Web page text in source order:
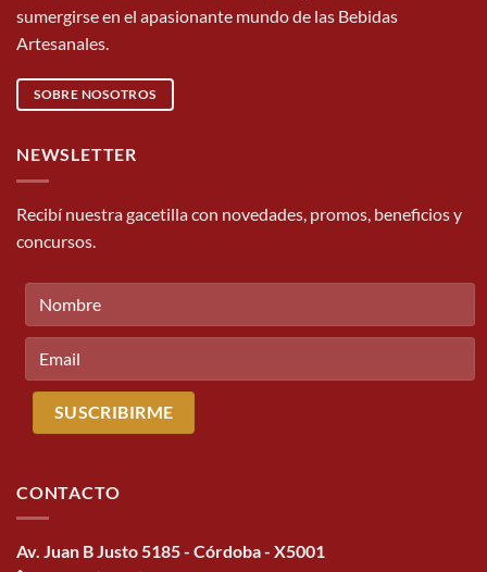
sumergirse en el apasionante mundo de las Bebidas
Artesanales.
SOBRE NOSOTROS
NEWSLETTER
Recibí nuestra gacetilla con novedades, promos, beneficios y
concursos.
CONTACTO
Av. Juan B Justo 5185 - Córdoba - X5001